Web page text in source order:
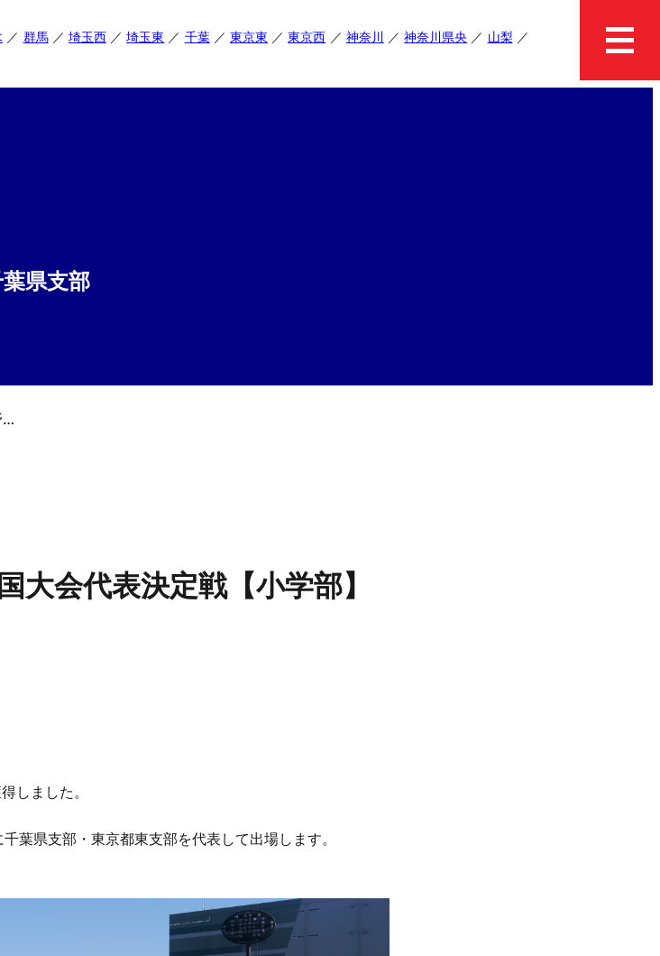
群馬 埼玉西 埼玉東 千葉 東京東 東京西 神奈川 神奈川県央
山梨
県支部
第53回 日本少年野球春季全国大会代表決定戦【小学部】
会代表決定戦【小学部】
しました。
葉県支部・東京都東支部を代表して出場します。